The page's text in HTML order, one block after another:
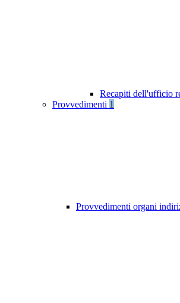
Recapiti dell'ufficio
Provvedimenti 1
Provvedimenti organi